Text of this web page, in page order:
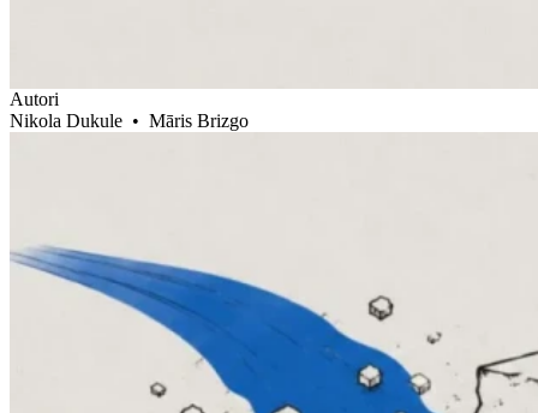
Autori
Nikola Dukule • Māris Brizgo